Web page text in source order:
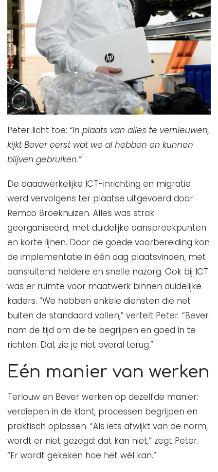
Peter licht toe: “In plaats van alles te vernieuwen,
kijkt Bever eerst wat we al hebben en kunnen
blijven gebruiken.”
De daadwerkelijke ICT-inrichting en migratie
werd vervolgens ter plaatse uitgevoerd door
Remco Broekhuizen. Alles was strak
georganiseerd, met duidelijke aanspreekpunten
en korte lijnen. Door de goede voorbereiding kon
de implementatie in één dag plaatsvinden, met
aansluitend heldere en snelle nazorg. Ook bij ICT
was er ruimte voor maatwerk binnen duidelijke
kaders. “We hebben enkele diensten die net
buiten de standaard vallen,” vertelt Peter. “Bever
nam de tijd om die te begrijpen en goed in te
richten. Dat zie je niet overal terug.”
Eén manier van werken
Terlouw en Bever werken op dezelfde manier:
verdiepen in de klant, processen begrijpen en
praktisch oplossen. “Als iets afwijkt van de norm,
wordt er niet gezegd: dat kan niet,” zegt Peter.
“Er wordt gekeken hoe het wél kan.”